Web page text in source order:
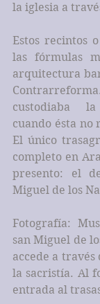
la iglesia a
Estos recintos
las fórmulas
arquitectura
custodiaba
cuando ésta no
El único
completo en
presento: el
Miguel de los
Fotografía:
san Miguel de
accede a
la sacristía. Al
entrada al